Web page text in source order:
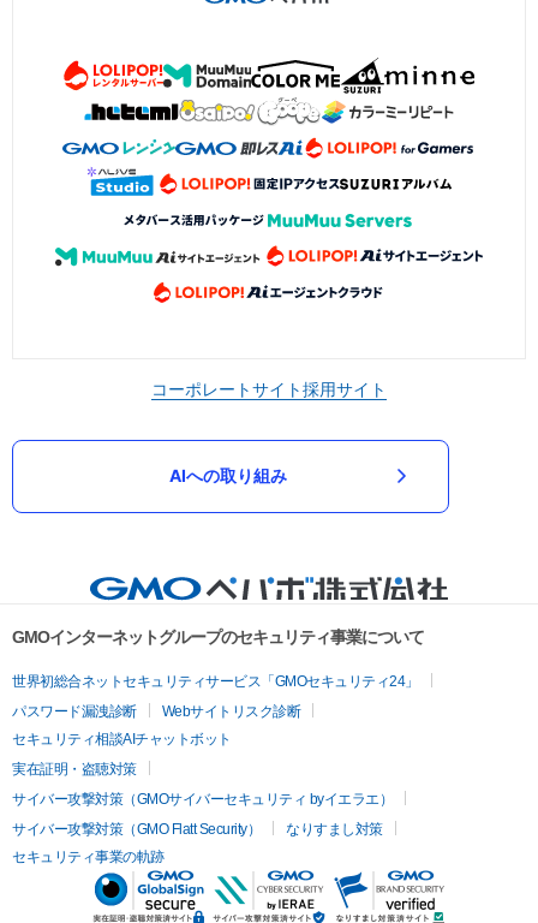
コーポレートサイト採用サイト
AIへの取り組み
GMOインターネットグループのセキュリティ事業について
世界初総合ネットセキュリティサービス「GMOセキュリティ24」
パスワード漏洩診断
Webサイトリスク診断
セキュリティ相談AIチャットボット
実在証明・盗聴対策
サイバー攻撃対策（GMOサイバーセキュリティ byイエラエ）
サイバー攻撃対策（GMO Flatt Security）
なりすまし対策
セキュリティ事業の軌跡